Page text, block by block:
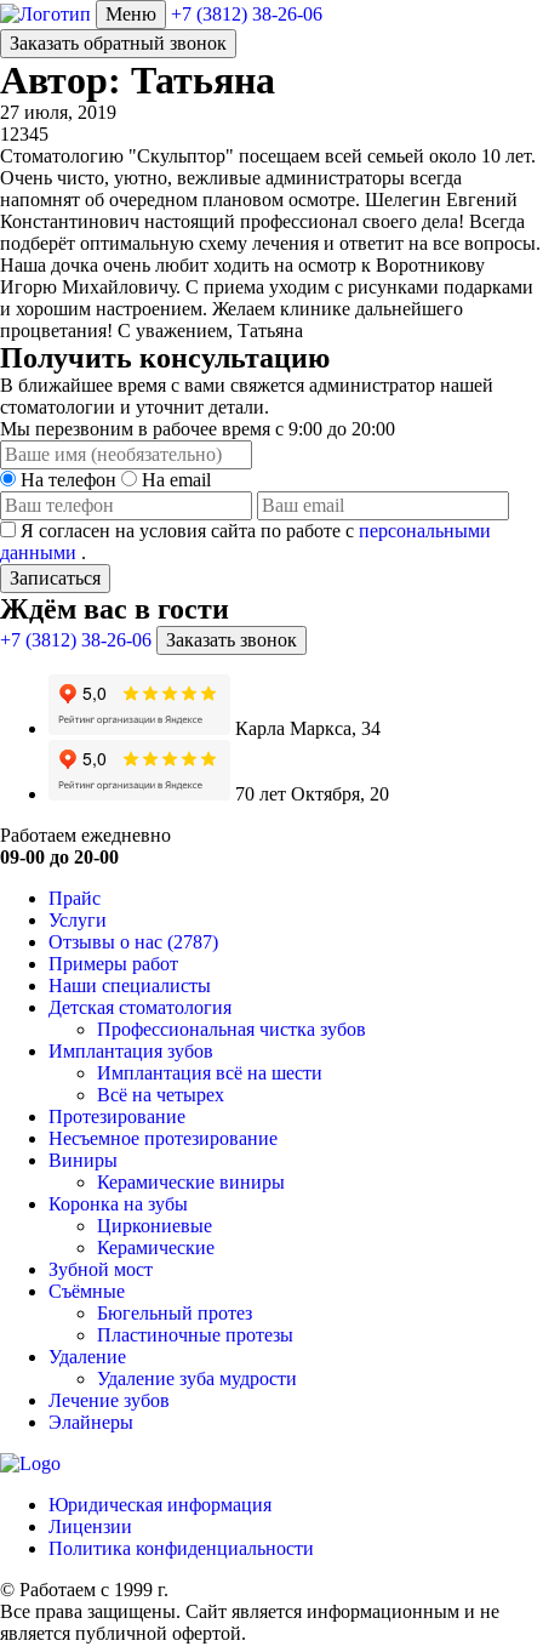
Меню
+7 (3812) 38-26-06
Заказать обратный звонок
Автор: Татьяна
27 июля, 2019
1 2345
Стоматологию "Скульптор" посещаем всей семьей около 10 лет.
Очень чисто, уютно, вежливые администраторы всегда
напомнят об очередном плановом осмотре. Шелегин Евгений
Константинович настоящий профессионал своего дела! Всегда
подберёт оптимальную схему лечения и ответит на все вопросы.
Наша дочка очень любит ходить на осмотр к Воротникову
Игорю Михайловичу. С приема уходим с рисунками подарками
и хорошим настроением. Желаем клинике дальнейшего
процветания! С уважением, Татьяна
Получить консультацию
В ближайшее время с вами свяжется администратор нашей
стоматологии и уточнит детали.
Мы перезвоним в рабочее время с 9:00 до 20:00
На телефон На email
Я согласен на условия сайта по работе с персональными
данными .
Записаться
Ждём вас в гости
+7 (3812) 38-26-06 Заказать звонок
Карла Маркса, 34
70 лет Октября, 20
Работаем ежедневно
09-00 до 20-00
Прайс
Услуги
Отзывы о нас (2787)
Примеры работ
Наши специалисты
Детская стоматология
Профессиональная чистка зубов
Имплантация зубов
Имплантация всё на шести
Всё на четырех
Протезирование
Несъемное протезирование
Виниры
Керамические виниры
Коронка на зубы
Циркониевые
Керамические
Зубной мост
Съёмные
Бюгельный протез
Пластиночные протезы
Удаление
Удаление зуба мудрости
Лечение зубов
Элайнеры
Юридическая информация
Лицензии
Политика конфиденциальности
© Работаем с 1999 г.
Все права защищены. Сайт является информационным и не
является публичной офертой.